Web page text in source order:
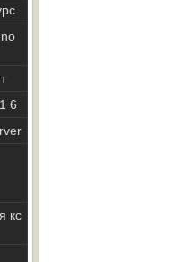
6
кс